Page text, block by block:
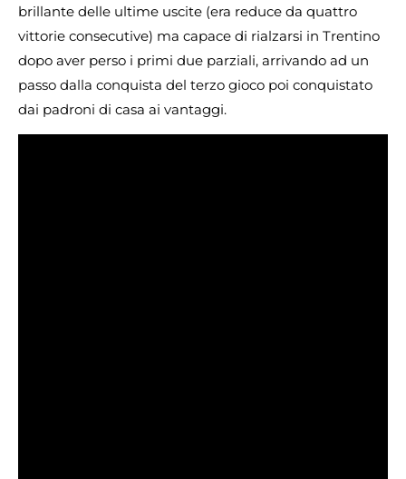
brillante delle ultime uscite (era reduce da quattro
vittorie consecutive) ma capace di rialzarsi in Trentino
dopo aver perso i primi due parziali, arrivando ad un
passo dalla conquista del terzo gioco poi conquistato
dai padroni di casa ai vantaggi.